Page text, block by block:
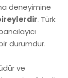
deneyimine
. Türk
durumdur.
ve